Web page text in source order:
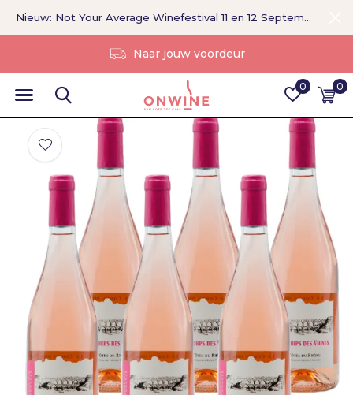
0 0
Zonder tussenpersoon
Nieuw: Not Your Average Winefestival 11 en 12 September >